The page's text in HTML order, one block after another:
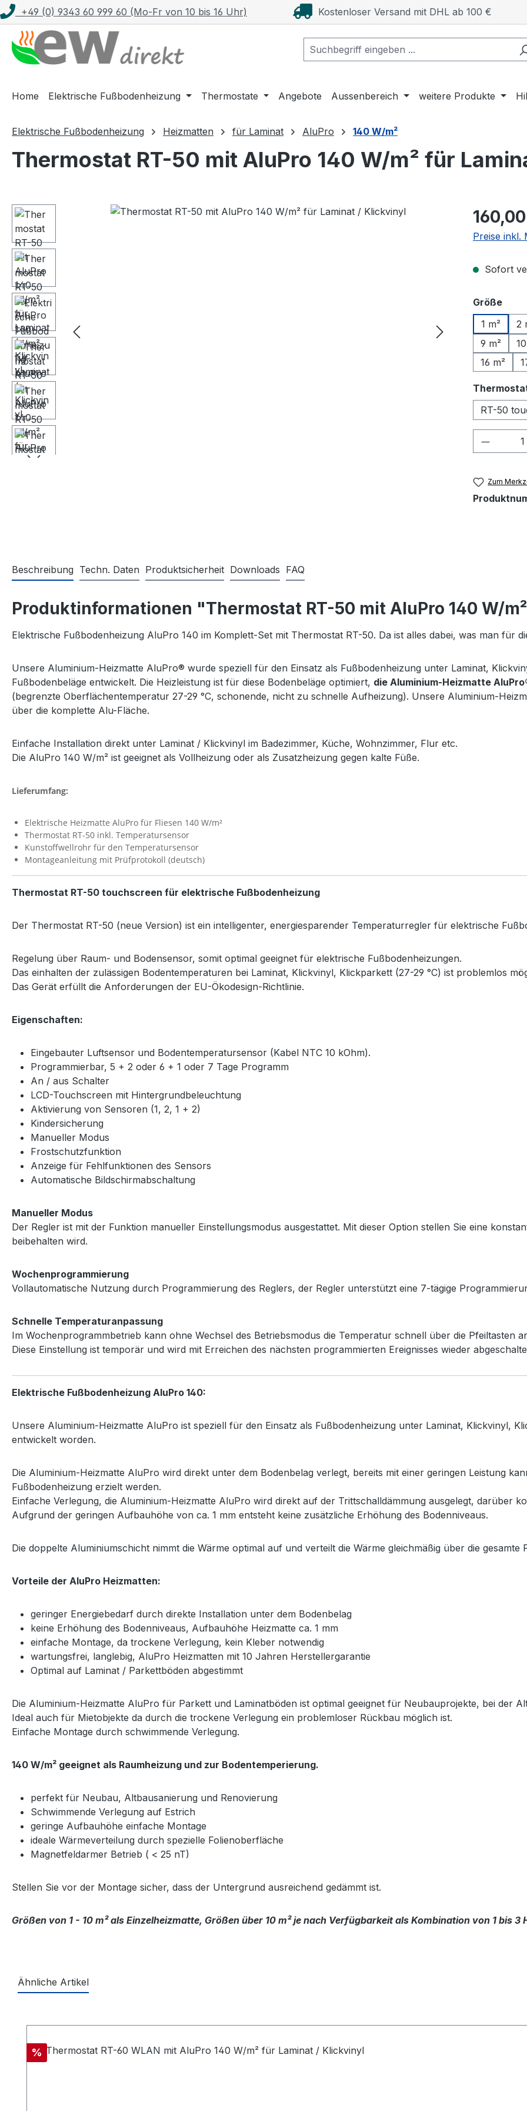
Hauptinhalt springen
Zur Suche springen
Zur Hauptnavigation springen
+49 (0) 9343 60 999 60 (Mo-Fr von 10 bis 16 Uhr) Kostenloser Versand mit DHL ab 100 €
Home Elektrische Fußbodenheizung Thermostate Angebote Aussenbereich weitere Produkte
Elektrische Fußbodenheizung Heizmatten für Laminat AluPro 140 W/m²
Thermostat RT-50 mit AluPro 140 W/m² für
Bildergalerie überspringen Regulärer
Preise inkl.
Sofort
Größe
1 m²
2
9 m²
16 m²
RT-50
Zum
Beschreibung Techn. Daten Produktsicherheit Downloads FAQ
Produktinformationen "Thermostat RT-50 mit AluPro 140 W/
Elektrische Fußbodenheizung AluPro 140 im Komplett-Set mit Thermostat RT-50. Da ist alles dabei, was man für
Unsere Aluminium-Heizmatte AluPro® wurde speziell für den Einsatz als Fußbodenheizung unter Laminat,
Fußbodenbeläge entwickelt. Die Heizleistung ist für diese Bodenbeläge optimiert, die Aluminium-Heizmatte
(begrenzte Oberflächentemperatur 27-29 °C, schonende, nicht zu schnelle Aufheizung). Unsere Aluminium-
über die komplette Alu-Fläche.
Einfache Installation direkt unter Laminat / Klickvinyl im Badezimmer, Küche, Wohnzimmer, Flur etc.
Die AluPro 140 W/m² ist geeignet als Vollheizung oder als Zusatzheizung gegen kalte Füße.
Lieferumfang:
Elektrische Heizmatte AluPro für Fliesen 140 W/m²
Thermostat RT-50 inkl. Temperatursensor
Kunstoffwellrohr für den Temperatursensor
Montageanleitung mit Prüfprotokoll (deutsch)
Thermostat RT-50 touchscreen für elektrische Fußbodenheizung
Der Thermostat RT-50 (neue Version) ist ein intelligenter, energiesparender Temperaturregler für elektrische
Regelung über Raum- und Bodensensor, somit optimal geeignet für elektrische Fußbodenheizungen.
Das einhalten der zulässigen Bodentemperaturen bei Laminat, Klickvinyl, Klickparkett (27-29 °C) ist problemlos
Das Gerät erfüllt die Anforderungen der EU-Ökodesign-Richtlinie.
Eigenschaften:
Eingebauter Luftsensor und Bodentemperatursensor (Kabel NTC 10 kOhm).
Programmierbar, 5 + 2 oder 6 + 1 oder 7 Tage Programm
An / aus Schalter
LCD-Touchscreen mit Hintergrundbeleuchtung
Aktivierung von Sensoren (1, 2, 1 + 2)
Kindersicherung
Manueller Modus
Frostschutzfunktion
Anzeige für Fehlfunktionen des Sensors
Automatische Bildschirmabschaltung
Manueller Modus
Der Regler ist mit der Funktion manueller Einstellungsmodus ausgestattet. Mit dieser Option stellen Sie eine
beibehalten wird.
Wochenprogrammierung
Vollautomatische Nutzung durch Programmierung des Reglers, der Regler unterstützt eine 7-tägige
Schnelle Temperaturanpassung
Im Wochenprogrammbetrieb kann ohne Wechsel des Betriebsmodus die Temperatur schnell über die Pfeiltasten
Diese Einstellung ist temporär und wird mit Erreichen des nächsten programmierten Ereignisses wieder
Elektrische Fußbodenheizung AluPro 140:
Unsere Aluminium-Heizmatte AluPro ist speziell für den Einsatz als Fußbodenheizung unter Laminat, Klickvinyl,
entwickelt worden.
Die Aluminium-Heizmatte AluPro wird direkt unter dem Bodenbelag verlegt, bereits mit einer geringen Leistung
Fußbodenheizung erzielt werden.
Einfache Verlegung, die Aluminium-Heizmatte AluPro wird direkt auf der Trittschalldämmung ausgelegt, darüber
Aufgrund der geringen Aufbauhöhe von ca. 1 mm entsteht keine zusätzliche Erhöhung des Bodenniveaus.
Die doppelte Aluminiumschicht nimmt die Wärme optimal auf und verteilt die Wärme gleichmäßig über die gesamte
Vorteile der AluPro Heizmatten:
geringer Energiebedarf durch direkte Installation unter dem Bodenbelag
keine Erhöhung des Bodenniveaus, Aufbauhöhe Heizmatte ca. 1 mm
einfache Montage, da trockene Verlegung, kein Kleber notwendig
wartungsfrei, langlebig, AluPro Heizmatten mit 10 Jahren Herstellergarantie
Optimal auf Laminat / Parkettböden abgestimmt
Die Aluminium-Heizmatte AluPro für Parkett und Laminatböden ist optimal geeignet für Neubauprojekte, bei der
Ideal auch für Mietobjekte da durch die trockene Verlegung ein problemloser Rückbau möglich ist.
Einfache Montage durch schwimmende Verlegung.
140 W/m² geeignet als Raumheizung und zur Bodentemperierung.
perfekt für Neubau, Altbausanierung und Renovierung
Schwimmende Verlegung auf Estrich
geringe Aufbauhöhe einfache Montage
ideale Wärmeverteilung durch spezielle Folienoberfläche
Magnetfeldarmer Betrieb ( < 25 nT)
Stellen Sie vor der Montage sicher, dass der Untergrund ausreichend gedämmt ist.
Größen von 1 - 10 m² als Einzelheizmatte, Größen über 10 m² je nach Verfügbarkeit als Kombination von 1 bis 3
Ähnliche Artikel
Rabatt
%